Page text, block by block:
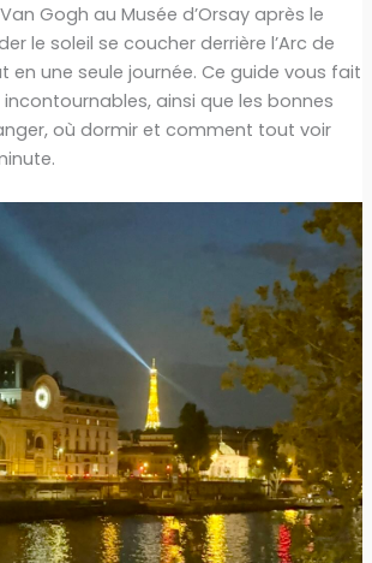
Gogh au Musée d’Orsay après le
le soleil se coucher derrière l’Arc de
en une seule journée. Ce guide vous fait
ainsi que les bonnes
où dormir et comment tout voir